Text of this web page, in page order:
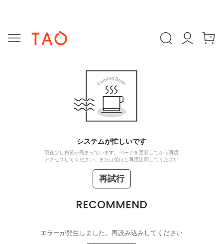
システムが忙しいです
現在少し負荷が高まっています。ページを更新してから再度
アクセスしてください、または後ほど再度訪問してください
再試行
RECOMMEND
エラーが発生しました。再読み込みしてください